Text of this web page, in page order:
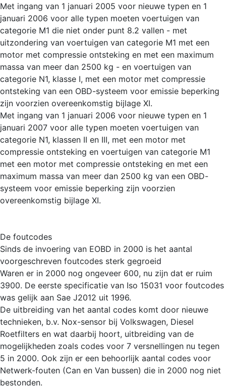
Met ingang van 1 januari 2005 voor nieuwe typen en 1
januari 2006 voor alle typen moeten voertuigen van
categorie M1 die niet onder punt 8.2 vallen - met
uitzondering van voertuigen van categorie M1 met een
motor met compressie ontsteking en met een maximum
massa van meer dan 2500 kg - en voertuigen van
categorie N1, klasse I, met een motor met compressie
ontsteking van een OBD-systeem voor emissie beperking
zijn voorzien overeenkomstig bijlage XI.
Met ingang van 1 januari 2006 voor nieuwe typen en 1
januari 2007 voor alle typen moeten voertuigen van
categorie N1, klassen II en III, met een motor met
compressie ontsteking en voertuigen van categorie M1
met een motor met compressie ontsteking en met een
maximum massa van meer dan 2500 kg van een OBD-
systeem voor emissie beperking zijn voorzien
overeenkomstig bijlage XI.
De foutcodes
Sinds de invoering van EOBD in 2000 is het aantal
voorgeschreven foutcodes sterk gegroeid
Waren er in 2000 nog ongeveer 600, nu zijn dat er ruim
3900. De eerste specificatie van Iso 15031 voor foutcodes
was gelijk aan Sae J2012 uit 1996.
De uitbreiding van het aantal codes komt door nieuwe
technieken, b.v. Nox-sensor bij Volkswagen, Diesel
Roetfilters en wat daarbij hoort, uitbreiding van de
mogelijkheden zoals codes voor 7 versnellingen nu tegen
5 in 2000. Ook zijn er een behoorlijk aantal codes voor
Netwerk-fouten (Can en Van bussen) die in 2000 nog niet
bestonden.